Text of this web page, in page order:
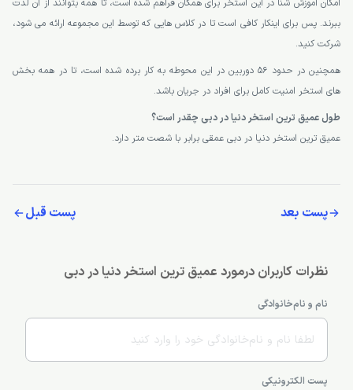
امکان آموزش شنا در این استخر برای همگان فراهم شده است، تا همه بتوانند از آن لذت
ببرند. پس برای اینکار کافی است تا در کلاس هایی که توسط این مجموعه ارائه می شود،
شرکت کنید.
همچنین در حدود 56 دوربین در این محوطه به کار برده شده است، تا در همه بخش
های استخر امنیت کامل برای افراد در جریان باشد.
طول عمیق ترین استخر دنیا در دبی چقدر است؟
عمیق ترین استخر دنیا در دبی عمقی برابر با شصت متر دارد.
پست بعد پست قبل
نظرات کاربران درمورد عمیق ترین استخر دنیا در دبی
نام و نام‌خانوادگی
پست الکترونیکی